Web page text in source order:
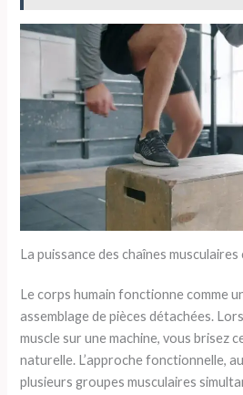
La puissance des chaînes
Le corps humain fonctionne comme
assemblage de pièces détachées.
muscle sur une machine, vous brisez
naturelle. L’approche fonctionnelle,
plusieurs groupes musculaires